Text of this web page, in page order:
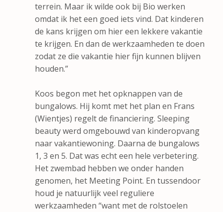
terrein. Maar ik wilde ook bij Bio werken
omdat ik het een goed iets vind. Dat kinderen
de kans krijgen om hier een lekkere vakantie
te krijgen. En dan de werkzaamheden te doen
zodat ze die vakantie hier fijn kunnen blijven
houden.”
Koos begon met het opknappen van de
bungalows. Hij komt met het plan en Frans
(Wientjes) regelt de financiering. Sleeping
beauty werd omgebouwd van kinderopvang
naar vakantiewoning. Daarna de bungalows
1, 3 en 5. Dat was echt een hele verbetering.
Het zwembad hebben we onder handen
genomen, het Meeting Point. En tussendoor
houd je natuurlijk veel reguliere
werkzaamheden “want met de rolstoelen